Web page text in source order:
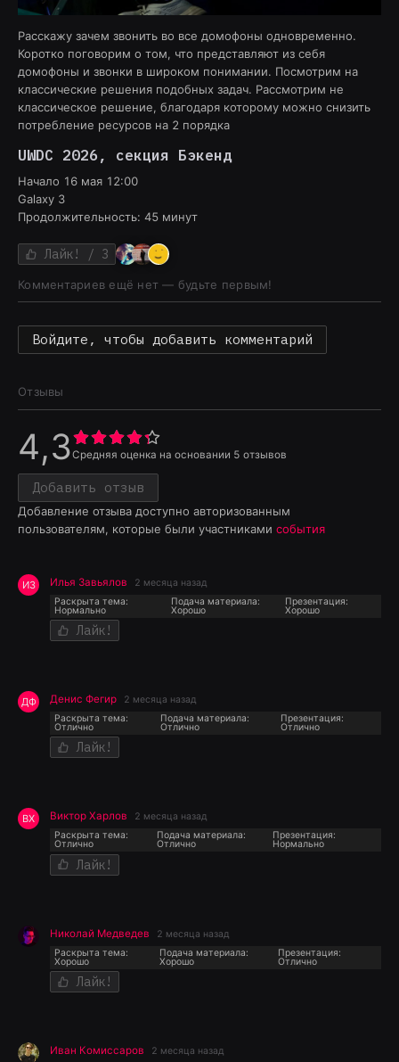
Расскажу зачем звонить во все домофоны одновременно.
Коротко поговорим о том, что представляют из себя
домофоны и звонки в широком понимании. Посмотрим на
классические решения подобных задач. Рассмотрим не
классическое решение, благодаря которому можно снизить
потребление ресурсов на 2 порядка
UWDC 2026, секция Бэкенд
Начало 16 мая 12:00
Galaxy 3
Продолжительность: 45 минут
Лайк! / 3
Комментариев ещё нет — будьте первым!
Войдите, чтобы добавить комментарий
Отзывы
4,3Средняя оценка на основании 5 отзывов
Добавить отзыв
Добавление отзыва доступно авторизованным
пользователям, которые были участниками события
ИЗ Илья Завьялов
2 месяца назад
Раскрыта тема:
Нормально
Подача материала:
Хорошо
Презентация:
Хорошо
Лайк!
ДФ Денис Фегир
2 месяца назад
Раскрыта тема:
Отлично
Подача материала:
Отлично
Презентация:
Отлично
Лайк!
ВХ Виктор Харлов
2 месяца назад
Раскрыта тема:
Отлично
Подача материала:
Отлично
Презентация:
Нормально
Лайк!
Николай Медведев
2 месяца назад
Раскрыта тема:
Хорошо
Подача материала:
Хорошо
Презентация:
Отлично
Лайк!
Иван Комиссаров
2 месяца назад